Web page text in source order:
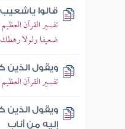
قالوا
تفسير القرآن
ضعيفا ولولا
ويقول الذين
تفسير القرآن
ويقول الذين
إليه من أناب